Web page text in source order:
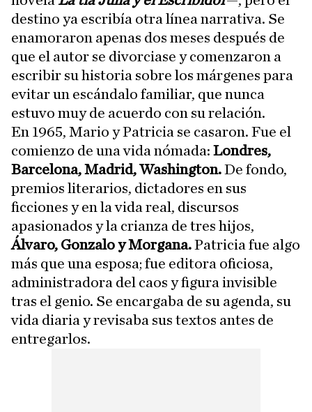
destino ya escribía otra línea narrativa. Se
enamoraron apenas dos meses después de
que el autor se divorciase y comenzaron a
escribir su historia sobre los márgenes para
evitar un escándalo familiar, que nunca
estuvo muy de acuerdo con su relación.
En 1965, Mario y Patricia se casaron. Fue el
comienzo de una vida nómada: Londres,
Barcelona, Madrid, Washington.De fondo,
premios literarios, dictadores en sus
ficciones y en la vida real, discursos
apasionados y la crianza de tres hijos,
Álvaro, Gonzalo y Morgana.Patricia fue algo
más que una esposa; fue editora oficiosa,
administradora del caos y figura invisible
tras el genio. Se encargaba de su agenda, su
vida diaria y revisaba sus textos antes de
entregarlos.